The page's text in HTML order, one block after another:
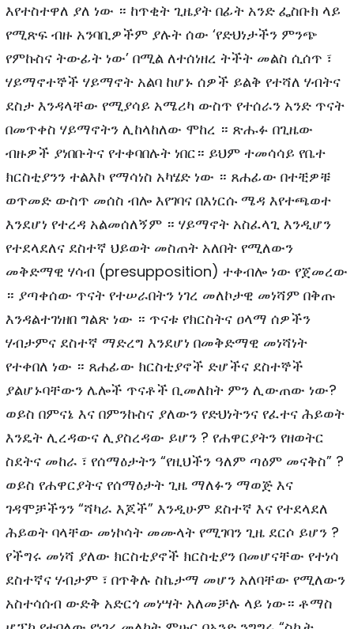
እየተስተዋለ ያለ ነው ። ከጥቂት ጊዜያት በፊት አንድ ፌስቡክ ላይ
የሚጽፍ ብዙ አንባቢዎችም ያሉት ሰው ‘የድህነታችን ምንጭ
የምኩስና ትውፊት ነው’ በሚል ለተሰነዘረ ትችት መልስ ሲሰጥ ፣
ሃይማኖተኞች ሃይማኖት አልባ ከሆኑ ሰዎች ይልቅ የተሻለ ሃብትና
ደስታ እንዳላቸው የሚያሳይ አሜሪካ ውስጥ የተሰራን አንድ ጥናት
በመጥቀስ ሃይማኖትን ሊከላከለው ሞከረ ። ጽሑፉ በጊዜው
ብዙዎች ያነበቡትና የተቀባበሉት ነበር። ይህም ተመሳሳይ የቤተ
ክርስቲያንን ተልእኮ የማሳነስ አካሄድ ነው ። ጸሐፊው በተቺዎቹ
ወጥመድ ውስጥ መሰስ ብሎ እየገባና በእነርሱ ሜዳ እየተጫወተ
እንደሆነ የተረዳ አልመሰለኝም ። ሃይማኖት አስፈላጊ እንዲሆን
የተደላደለና ደስተኛ ህይወት መስጠት አለበት የሚለውን
መቅድማዊ ሃሳብ (presupposition) ተቀብሎ ነው የጀመረው
። ያጣቀሰው ጥናት የተሠራበትን ነገረ መለኮታዊ መነሻም በቅጡ
እንዳልተገነዘበ ግልጽ ነው ። ጥናቱ የክርስትና ዐላማ ሰዎችን
ሃብታምና ደስተኛ ማድረግ እንደሆነ በመቅድማዊ መነሻነት
የተቀበለ ነው ። ጸሐፊው ክርስቲያኖች ድሆችና ደስተኞች
ያልሆኑባቸውን ሌሎች ጥናቶች ቢመለከት ምን ሊውጠው ነው?
ወይስ በምናኔ እና በምንኩስና ያለውን የድህነትንና የፈተና ሕይወት
እንዴት ሊረዳውና ሊያስረዳው ይሆን ? የሐዋርያትን የዘወትር
ስደትና መከራ ፣ የሰማዕታትን “የዚህችን ዓለም ጣዕም መናቅስ” ?
ወይስ የሐዋርያትና የሰማዕታት ጊዜ ማለፉን ማወጅ እና
ገዳሞቻችንን “ሻካራ እጆች” እንዲሁም ደስተኛ እና የተደላደለ
ሕይወት ባላቸው መነኮሳት መሙላት የሚገባን ጊዜ ደርሶ ይሆን ?
የችግሩ መነሻ ያለው ክርስቲያኖች ክርስቲያን በመሆናቸው የተነሳ
ደስተኛና ሃብታም ፣ በጥቅሉ ስኬታማ መሆን አለባቸው የሚለውን
አስተሳሰብ ውድቅ አድርጎ መነሣት አለመቻሉ ላይ ነው። ቶማስ